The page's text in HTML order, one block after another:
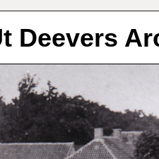
Deevers